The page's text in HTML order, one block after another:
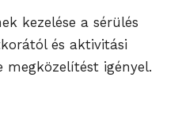
kezelése a sérülés
és aktivitási
igényel.